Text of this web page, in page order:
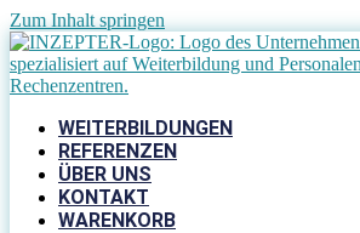
Zum Inhalt springen
WEITERBILDUNGEN
REFERENZEN
ÜBER UNS
KONTAKT
WARENKORB